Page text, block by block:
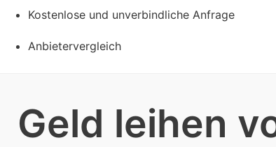
Kostenlose und unverbindliche Anfrage
Anbietervergleich
Geld leihen